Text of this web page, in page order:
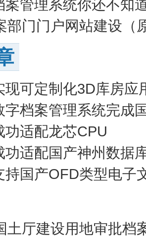
案管理系统你还不知
部门门户网站建设（
现可定制化3D库房应
字档案管理系统完成
功适配龙芯CPU
功适配国产神州数据
持国产OFD类型电子
土厅建设用地审批档